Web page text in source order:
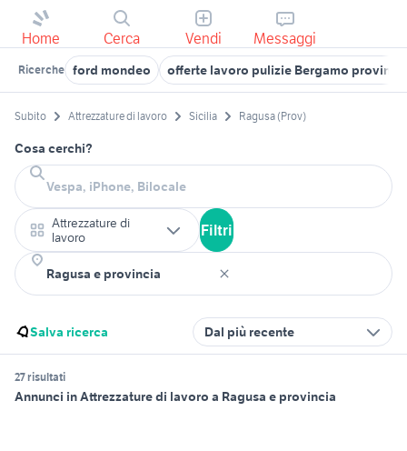
Home Cerca Vendi Messaggi
Ricerche ford mondeo offerte lavoro pulizie Bergamo
Subito Attrezzature di lavoro Sicilia Ragusa (Prov)
Cosa cerchi?
Attrezzature di
lavoro
Filtri
Salva ricerca Dal più recente
27 risultati
Annunci in Attrezzature di lavoro a Ragusa e provincia